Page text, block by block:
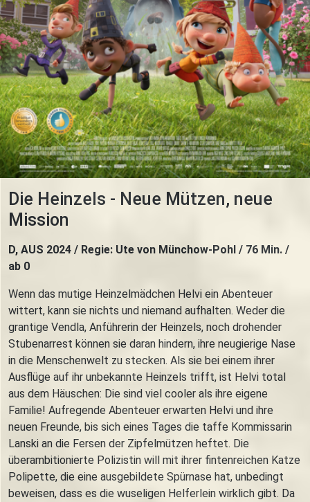
Die Heinzels - Neue Mützen, neue
Mission
D, AUS 2024 / Regie: Ute von Münchow-Pohl / 76 Min. /
ab 0
Wenn das mutige Heinzelmädchen Helvi ein Abenteuer
wittert, kann sie nichts und niemand aufhalten. Weder die
grantige Vendla, Anführerin der Heinzels, noch drohender
Stubenarrest können sie daran hindern, ihre neugierige Nase
in die Menschenwelt zu stecken. Als sie bei einem ihrer
Ausflüge auf ihr unbekannte Heinzels trifft, ist Helvi total
aus dem Häuschen: Die sind viel cooler als ihre eigene
Familie! Aufregende Abenteuer erwarten Helvi und ihre
neuen Freunde, bis sich eines Tages die taffe Kommissarin
Lanski an die Fersen der Zipfelmützen heftet. Die
überambitionierte Polizistin will mit ihrer fintenreichen Katze
Polipette, die eine ausgebildete Spürnase hat, unbedingt
beweisen, dass es die wuseligen Helferlein wirklich gibt. Da